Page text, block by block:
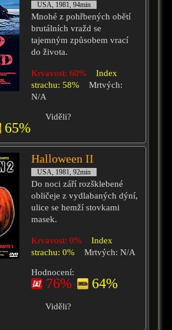
USA, 1981, 94min
Mnohé z pohřbených obětí
brutálních vražd se
tajemným způsobem vrací
do života.
Krvavost: 60%
Index
strachu: 58%
Mrtvých:
N/A
65%
Viděli?
Halloween II
USA, 1981, 92min
Do noci září rozšklebené
obličeje z vydlabaných dýní,
ulice se hemží stovkami
masek.
Krvavost: 0%
Index
strachu: 0%
Mrtvých: N/A
Hodnocení:
76% 64%
Viděli?